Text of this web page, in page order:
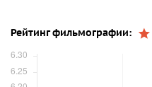
Рейтинг фильмографии: